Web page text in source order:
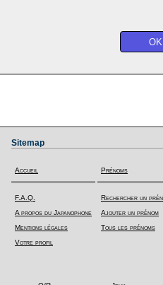
Sitemap
Accueil
F.A.Q.
A propos du Japanophone
Mentions légales
Votre profil
Prénoms
Rechercher un
Ajouter un prénom
Tous les prénoms